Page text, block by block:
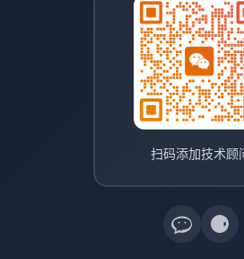
扫码添加技术顾